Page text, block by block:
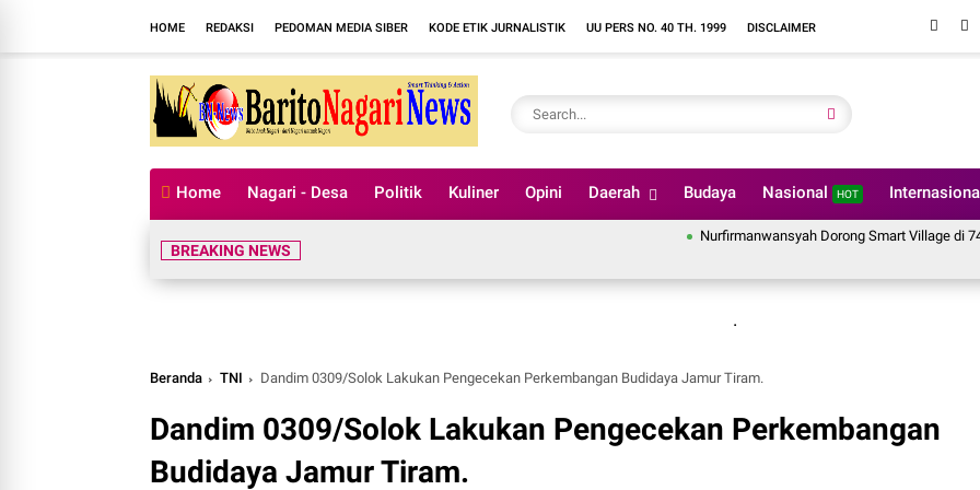
HOME REDAKSI PEDOMAN MEDIA SIBER KODE ETIK JURNALISTIK UU PERS NO. 40 TH. 1999 DISCLAIMER
Home Nagari - Desa Politik Kuliner Opini Daerah Budaya Nasional HOT
BREAKING NEWS
Nurfirmanwansyah Dorong Smart Village di 74
.
Beranda TNI Dandim 0309/Solok Lakukan Pengecekan Perkembangan Budidaya Jamur Tiram.
Dandim 0309/Solok Lakukan Pengecekan Perkembangan
Budidaya Jamur Tiram.